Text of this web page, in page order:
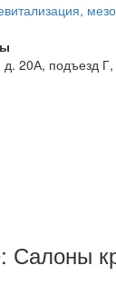
20А, подъезд Г,
Салоны